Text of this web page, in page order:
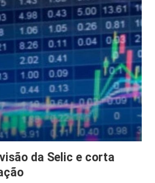
da Selic e corta